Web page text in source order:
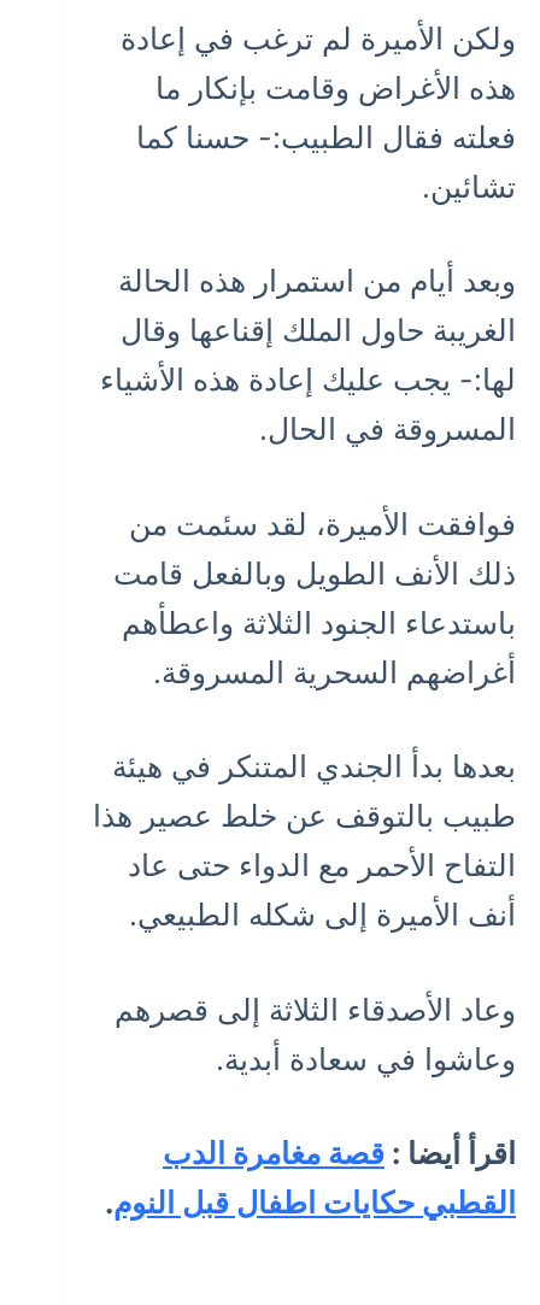
ولكن الأميرة لم ترغب في إعادة
هذه الأغراض وقامت بإنكار ما
فعلته فقال الطبيب:- حسنا كما
تشائين.
وبعد أيام من استمرار هذه الحالة
الغريبة حاول الملك إقناعها وقال
لها:- يجب عليك إعادة هذه الأشياء
المسروقة في الحال.
فوافقت الأميرة، لقد سئمت من
ذلك الأنف الطويل وبالفعل قامت
باستدعاء الجنود الثلاثة واعطأهم
أغراضهم السحرية المسروقة.
بعدها بدأ الجندي المتنكر في هيئة
طبيب بالتوقف عن خلط عصير هذا
التفاح الأحمر مع الدواء حتى عاد
أنف الأميرة إلى شكله الطبيعي.
وعاد الأصدقاء الثلاثة إلى قصرهم
وعاشوا في سعادة أبدية.
اقرأ أيضا : قصة مغامرة الدب
القطبي حكايات اطفال قبل النوم.